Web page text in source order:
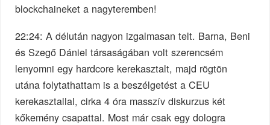
blockchaineket a nagyteremben!
22:24: A délután nagyon izgalmasan telt. Barna, Beni
és Szegő Dániel társaságában volt szerencsém
lenyomni egy hardcore kerekasztalt, majd rögtön
utána folytathattam is a beszélgetést a CEU
kerekasztallal, cirka 4 óra masszív diskurzus két
kőkemény csapattal. Most már csak egy dologra